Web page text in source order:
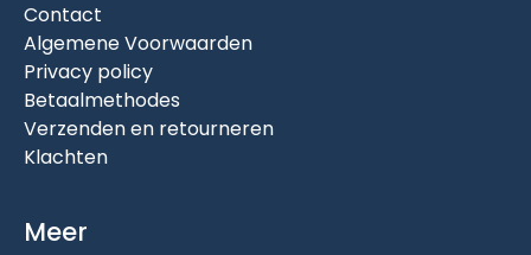
Contact
Algemene Voorwaarden
Privacy policy
Betaalmethodes
Verzenden en retourneren
Klachten
Meer